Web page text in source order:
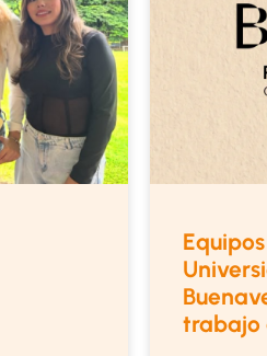
trabajo